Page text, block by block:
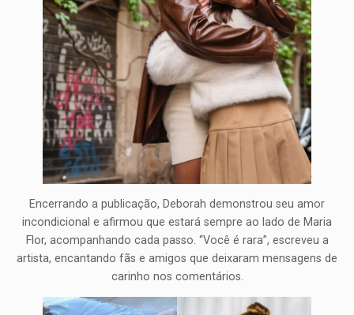
Encerrando a publicação, Deborah demonstrou seu amor
incondicional e afirmou que estará sempre ao lado de Maria
Flor, acompanhando cada passo. “Você é rara”, escreveu a
artista, encantando fãs e amigos que deixaram mensagens de
carinho nos comentários.